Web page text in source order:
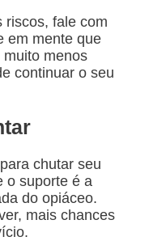
riscos, fale com
em mente que
menos
continuar o seu
chutar seu
o suporte é a
do opiáceo.
mais chances